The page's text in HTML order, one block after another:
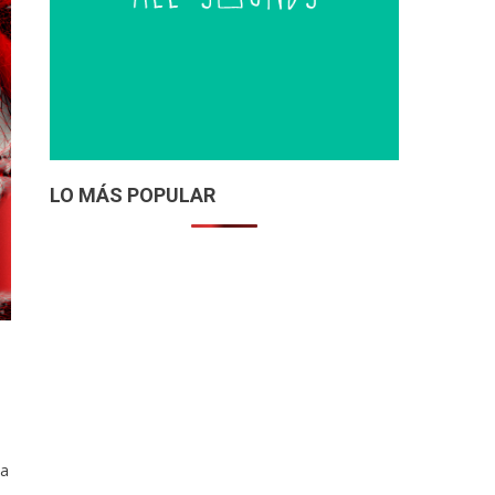
LO MÁS POPULAR